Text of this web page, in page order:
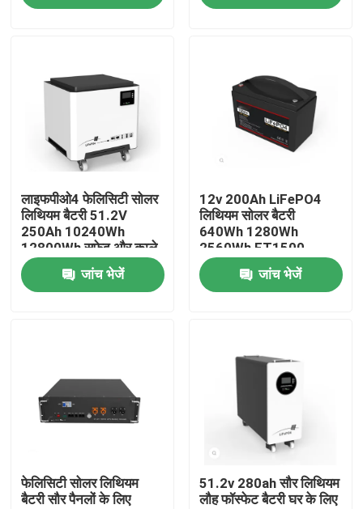
उत्पाद
वीडियो
हमारे बारे में
कारखाने का दौरा
गुणवत्ता नियंत्रण
लचीला सौर पैनल
सौर बैटरी चार्जर
लाइफपीओ4 फेलिसिटी सोलर
लिथियम बैटरी 51.2V
250Ah 10240Wh
12800Wh सफेद और काले
रंग के साथ
जांच भेजें
12v 200Ah LiFePO4
लिथियम सोलर बैटरी
640Wh 1280Wh
2560Wh FT1500
जांच भेजें
फेलिसिटी सोलर लिथियम
बैटरी सौर पैनलों के लिए
51.2v 280ah सौर लिथियम
लौह फॉस्फेट बैटरी घर के लिए